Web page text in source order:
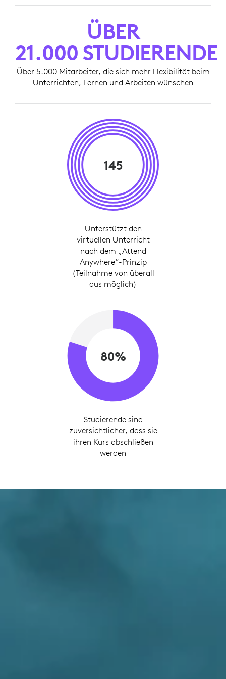
ÜBER
21.000 STUDIERENDE
Über 5.000 Mitarbeiter, die sich mehr Flexibilität beim
Unterrichten, Lernen und Arbeiten wünschen
145
Unterstützt den
virtuellen Unterricht
nach dem „Attend
Anywhere“-Prinzip
(Teilnahme von überall
aus möglich)
80%
Studierende sind
zuversichtlicher, dass sie
ihren Kurs abschließen
werden